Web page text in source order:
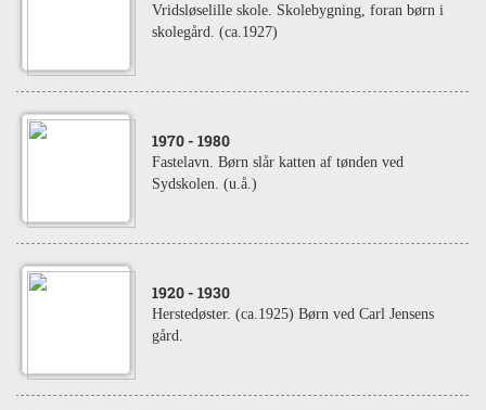
Vridsløselille skole. Skolebygning, foran børn i
skolegård. (ca.1927)
1970 - 1980
Fastelavn. Børn slår katten af tønden ved
Sydskolen. (u.å.)
1920 - 1930
Herstedøster. (ca.1925) Børn ved Carl Jensens
gård.